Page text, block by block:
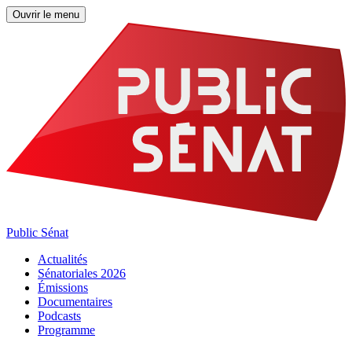
Ouvrir le menu
Public Sénat
Actualités
Sénatoriales 2026
Émissions
Documentaires
Podcasts
Programme